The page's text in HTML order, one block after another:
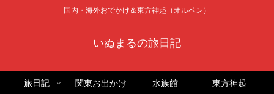
国内・海外おでかけ＆東方神起（オルペン）
いぬまるの旅日記
旅日記 関東お出かけ 水族館 東方神起